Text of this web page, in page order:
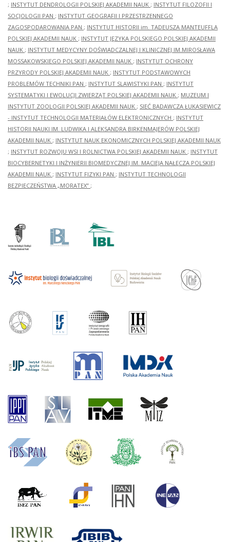
; INSTYTUT DENDROLOGII POLSKIEJ AKADEMII NAUK ; INSTYTUT FILOZOFII I
SOCJOLOGII PAN ; INSTYTUT GEOGRAFII I PRZESTRZENNEGO
ZAGOSPODAROWANIA PAN ; INSTYTUT HISTORII im. TADEUSZA MANTEUFFLA
POLSKIEJ AKADEMII NAUK ; INSTYTUT JĘZYKA POLSKIEGO POLSKIEJ AKADEMII
NAUK ; INSTYTUT MEDYCYNY DOŚWIADCZALNEJ I KLINICZNEJ IM.MIROSŁAWA
MOSSAKOWSKIEGO POLSKIEJ AKADEMII NAUK ; INSTYTUT OCHRONY
PRZYRODY POLSKIEJ AKADEMII NAUK ; INSTYTUT PODSTAWOWYCH
PROBLEMÓW TECHNIKI PAN ; INSTYTUT SLAWISTYKI PAN ; INSTYTUT
SYSTEMATYKI I EWOLUCJI ZWIERZĄT POLSKIEJ AKADEMII NAUK ; MUZEUM I
INSTYTUT ZOOLOGII POLSKIEJ AKADEMII NAUK ; SIEĆ BADAWCZA ŁUKASIEWICZ
- INSTYTUT TECHNOLOGII MATERIAŁÓW ELEKTRONICZNYCH ; INSTYTUT
HISTORII NAUKI IM. LUDWIKA I ALEKSANDRA BIRKENMAJERÓW POLSKIEJ
AKADEMII NAUK ; INSTYTUT NAUK EKONOMICZNYCH POLSKIEJ AKADEMII NAUK
; INSTYTUT ROZWOJU WSI I ROLNICTWA POLSKIEJ AKADEMII NAUK ; INSTYTUT
BIOCYBERNETYKI I INŻYNIERII BIOMEDYCZNEJ IM. MACIEJA NAŁĘCZA POLSKIEJ
AKADEMII NAUK ; INSTYTUT FIZYKI PAN ; INSTYTUT TECHNOLOGII
BEZPIECZEŃSTWA „MORATEX” ;